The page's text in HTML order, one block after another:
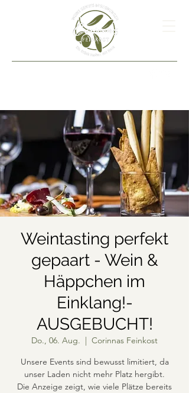
Weintasting perfekt
gepaart - Wein &
Häppchen im
Einklang!-
AUSGEBUCHT!
Do., 06. Aug.
  |
Corinnas Feinkost
Unsere Events sind bewusst limitiert, da
unser Laden nicht mehr Platz hergibt.
Die Anzeige zeigt, wie viele Plätze bereits